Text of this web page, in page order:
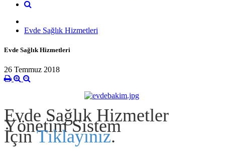
Evde Sağlık Hizmetleri
Evde Sağlık Hizmetleri
26 Temmuz 2018
Evde Sağlık Hizmetler
Yönetim Sistem
İçinTıklayınız.